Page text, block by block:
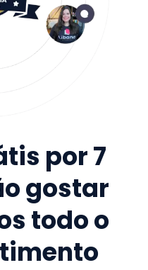
por 7
gostar
todo o